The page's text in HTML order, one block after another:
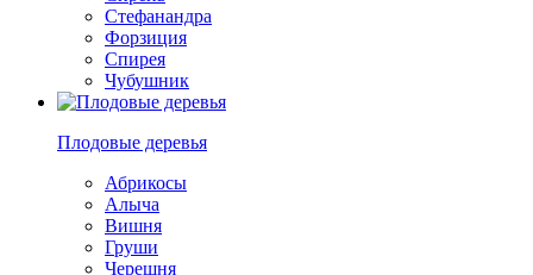
Стефанандра
Форзиция
Спирея
Чубушник
Плодовые деревья
Абрикосы
Алыча
Вишня
Груши
Черешня